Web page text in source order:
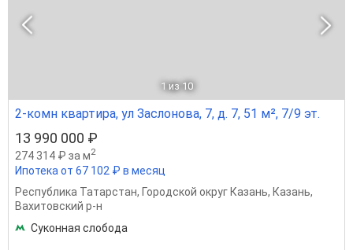
1 из 10
2-комн квартира, ул Заслонова, 7, д. 7, 51 м², 7/9 эт.
13 990 000 ₽
274 314 ₽ за м2
Ипотека от 67 102 ₽ в месяц
Республика Татарстан, Городской округ Казань, Казань,
Вахитовский р-н
Суконная слобода